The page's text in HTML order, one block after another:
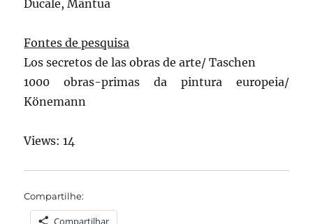
Ducale, Mântua
Fontes de pesquisa
Los secretos de las obras de arte/ Taschen
1000 obras-primas da pintura europeia/
Könemann
Views: 14
Compartilhe:
Compartilhar